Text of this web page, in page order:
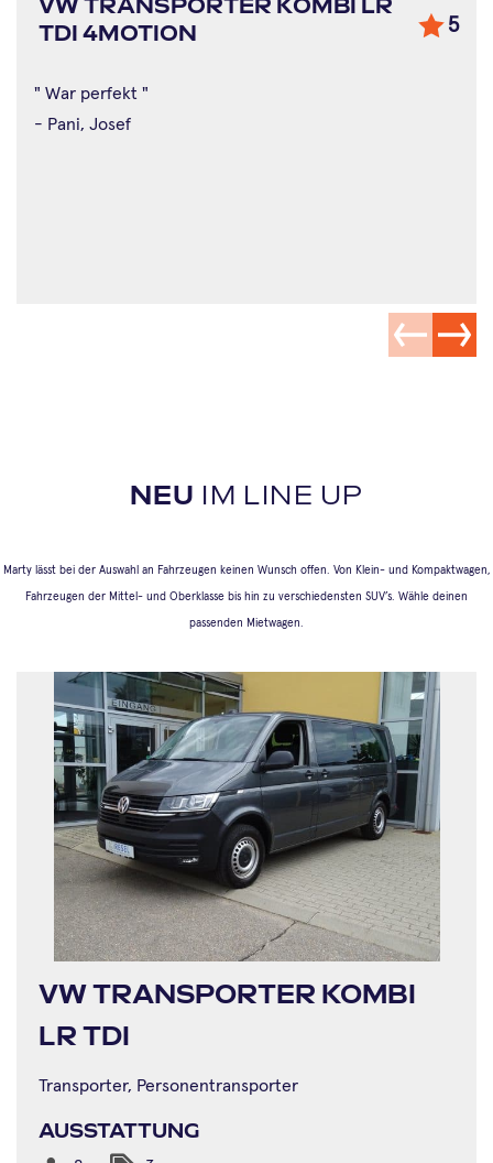
VW TRANSPORTER KOMBI LR
TDI 4MOTION
5
" War perfekt "
- Pani, Josef
NEU IM LINE UP
Marty lässt bei der Auswahl an Fahrzeugen keinen Wunsch offen. Von Klein- und Kompaktwagen,
Fahrzeugen der Mittel- und Oberklasse bis hin zu verschiedensten SUV’s. Wähle deinen
passenden Mietwagen.
VW TRANSPORTER KOMBI
LR TDI
Transporter, Personentransporter
AUSSTATTUNG